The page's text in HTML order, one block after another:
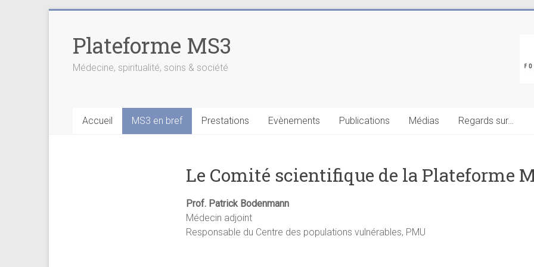
contentPlateforme MS3
Médecine, spiritualité, soins & société
Accueil MS3 en bref Prestations Evènements Publications Médias Regards sur…
Le Comité scientifique de la Plateforme
Prof. Patrick Bodenmann
Médecin adjoint
Responsable du Centre des populations vulnérables, PMU